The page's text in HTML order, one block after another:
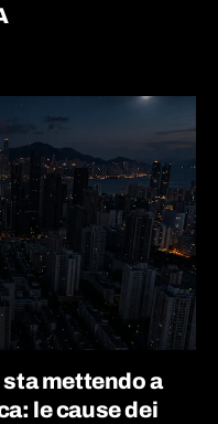
mettendo a
le cause dei